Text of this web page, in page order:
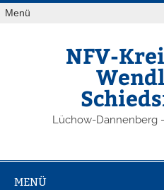
Zum
Inhalt
Menü
NFV-
Lüchow-Dannenberg
MENÜ